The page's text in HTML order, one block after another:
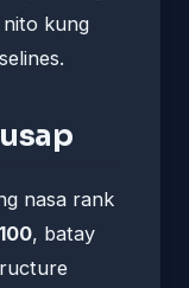
kung
nasa rank
, batay